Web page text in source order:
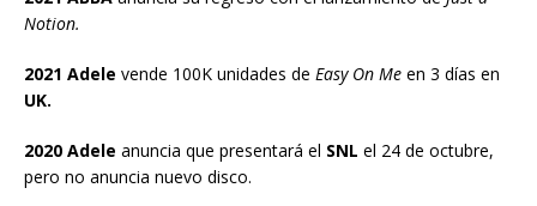
Notion.
2021 Adele vende 100K unidades de Easy On Me en 3 días en
UK.
2020 Adele anuncia que presentará el SNL el 24 de octubre,
pero no anuncia nuevo disco.